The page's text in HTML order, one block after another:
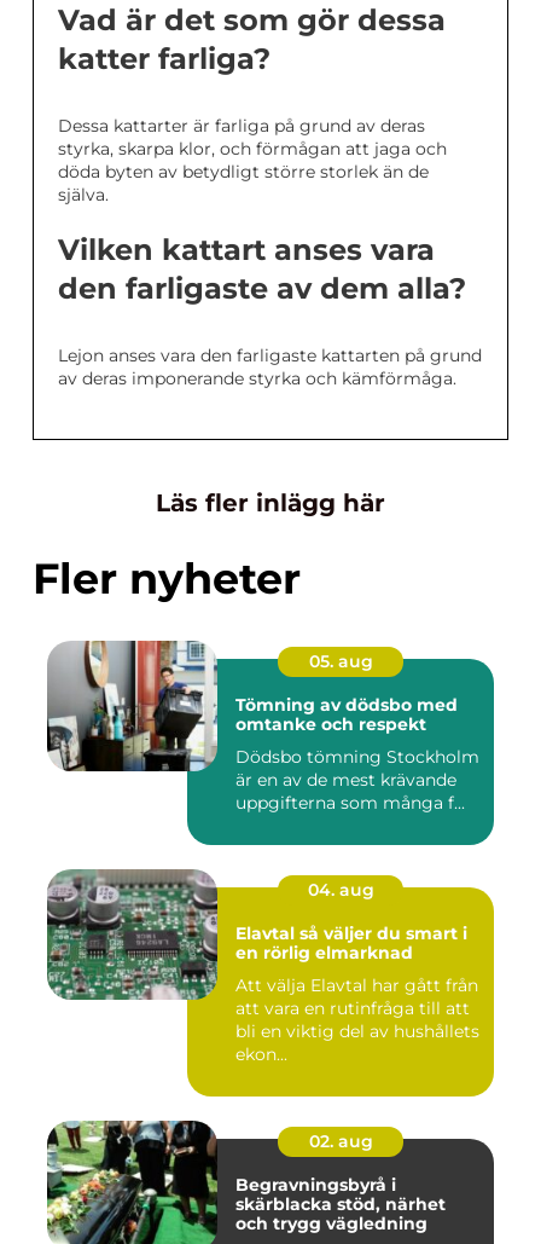
Vad är det som gör dessa
katter farliga?
Dessa kattarter är farliga på grund av deras
styrka, skarpa klor, och förmågan att jaga och
döda byten av betydligt större storlek än de
själva.
Vilken kattart anses vara
den farligaste av dem alla?
Lejon anses vara den farligaste kattarten på grund
av deras imponerande styrka och kämförmåga.
Läs fler inlägg här
Fler nyheter
05. aug
Tömning av dödsbo med
omtanke och respekt
Dödsbo tömning Stockholm
är en av de mest krävande
uppgifterna som många f...
04. aug
Elavtal så väljer du smart i
en rörlig elmarknad
Att välja Elavtal har gått från
att vara en rutinfråga till att
bli en viktig del av hushållets
ekon...
02. aug
Begravningsbyrå i
skärblacka stöd, närhet
och trygg vägledning